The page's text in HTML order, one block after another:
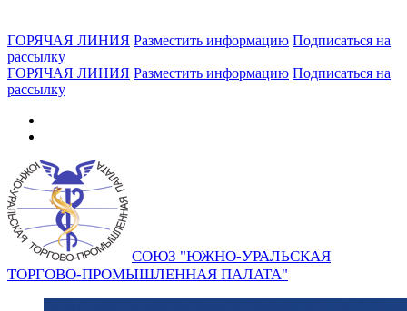
ГОРЯЧАЯ ЛИНИЯ Разместить информацию Подписаться на
рассылку
ГОРЯЧАЯ ЛИНИЯ Разместить информацию Подписаться на
рассылку
СОЮЗ "ЮЖНО-УРАЛЬСКАЯ
ТОРГОВО-ПРОМЫШЛЕННАЯ ПАЛАТА"